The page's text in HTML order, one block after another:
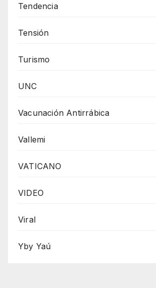
Tendencia
Tensión
Turismo
UNC
Vacunación Antirrábica
Vallemi
VATICANO
VIDEO
Viral
Yby Yaú